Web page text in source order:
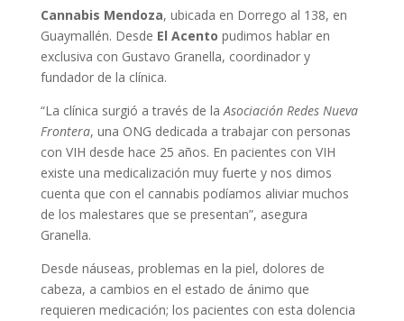
Cannabis Mendoza, ubicada en Dorrego al 138, en
Guaymallén. Desde El Acento pudimos hablar en
exclusiva con Gustavo Granella, coordinador y
fundador de la clínica.
“La clínica surgió a través de laAsociación Redes Nueva
Frontera, una ONG dedicada a trabajar con personas
con VIH desde hace 25 años. En pacientes con VIH
existe una medicalización muy fuerte y nos dimos
cuenta que con el cannabis podíamos aliviar muchos
de los malestares que se presentan”, asegura
Granella.
Desde náuseas, problemas en la piel, dolores de
cabeza, a cambios en el estado de ánimo que
requieren medicación; los pacientes con esta dolencia